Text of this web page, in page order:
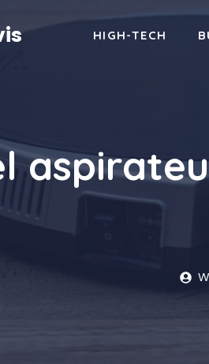
HIGH-TECH